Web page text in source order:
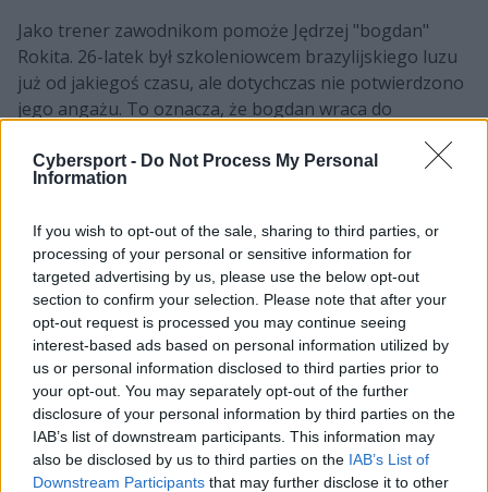
Cybersport - Do Not Process My Personal
Information
If you wish to opt-out of the sale, sharing to third parties, or
processing of your personal or sensitive information for
targeted advertising by us, please use the below opt-out
section to confirm your selection. Please note that after your
opt-out request is processed you may continue seeing
interest-based ads based on personal information utilized by
us or personal information disclosed to third parties prior to
your opt-out. You may separately opt-out of the further
disclosure of your personal information by third parties on the
IAB’s list of downstream participants. This information may
also be disclosed by us to third parties on the IAB’s List of
Downstream Participants that may further disclose it to other
Jako trener zawodnikom pomoże Jędrzej "bogdan"
Rokita. 26-latek był szkoleniowcem brazylijskiego luzu
już od jakiegoś czasu, ale dotychczas nie potwierdzono
jego angażu. To oznacza, że bogdan wraca do
związany był on z polskimi składami AVEZ Esport,
Illuminar Gaming i HONORIS. A potem pracował też z
ostatnim pracodawcą był natomiast GamerLegion,
gdzie między lipcem a grudniem 2023 pełnił funkcję
asystenta. –Moja dotychczasowa współpraca z
zespołem buduje bardzo optymistyczną przyszłość. To
fantastyczna mieszanka talentu, drużynowej chemii i
chęci do pracy - wierzę, że o chłopakach będzie jeszcze
głośno. Cieszy mnie więc, że możemy dzisiaj ogłosić
dołączenie do Betclic Apogee i pracować nad
sukcesami w tak komfortowych warunkach– przyznał
rokita w komunikacie prasowym.